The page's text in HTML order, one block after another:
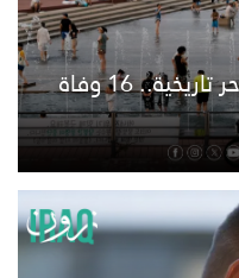
كوريا الجنوبية تواجه موجة حر تاريخية.. 16 وفاة